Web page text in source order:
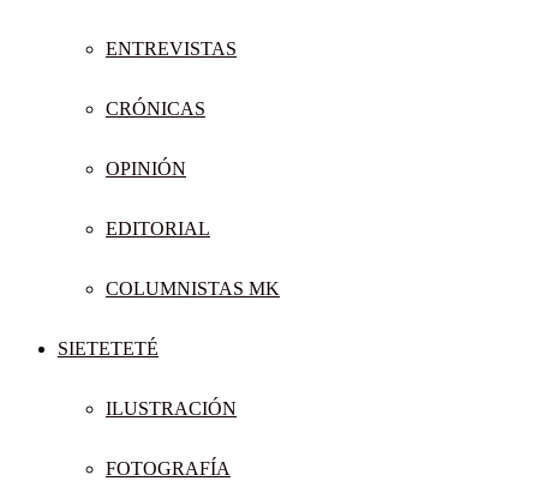
ENTREVISTAS
CRÓNICAS
OPINIÓN
EDITORIAL
COLUMNISTAS MK
SIETETETÉ
ILUSTRACIÓN
FOTOGRAFÍA